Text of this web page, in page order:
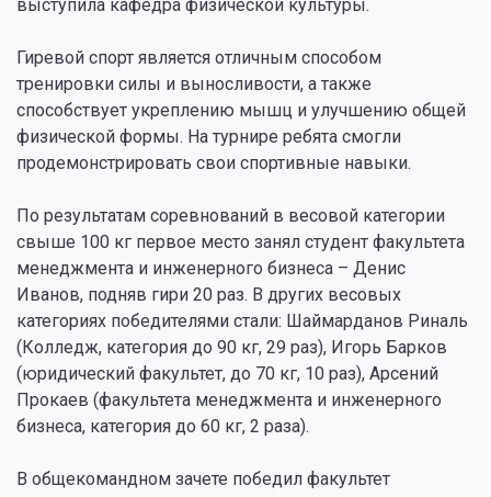
выступила кафедра физической культуры.
Гиревой спорт является отличным способом
тренировки силы и выносливости, а также
способствует укреплению мышц и улучшению общей
физической формы. На турнире ребята смогли
продемонстрировать свои спортивные навыки.
По результатам соревнований в весовой категории
свыше 100 кг первое место занял студент факультета
менеджмента и инженерного бизнеса – Денис
Иванов, подняв гири 20 раз. В других весовых
категориях победителями стали: Шаймарданов Риналь
(Колледж, категория до 90 кг, 29 раз), Игорь Барков
(юридический факультет, до 70 кг, 10 раз), Арсений
Прокаев (факультета менеджмента и инженерного
бизнеса, категория до 60 кг, 2 раза).
В общекомандном зачете победил факультет